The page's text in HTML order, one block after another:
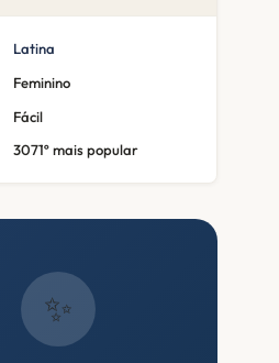
Latina
Feminino
Fácil
3071º mais popular
✨